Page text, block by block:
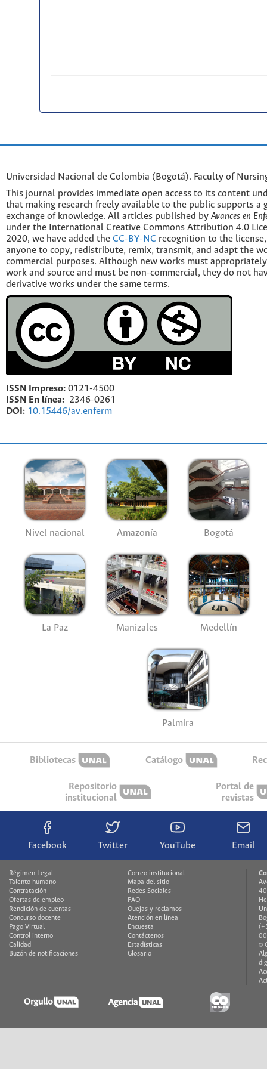
Universidad Nacional de Colombia (Bogotá). Faculty of
This journal provides immediate open access to its content
that making research freely available to the public supports a
exchange of knowledge. All articles published by Avances en
under the International Creative Commons Attribution 4.0
2020, we have added the CC-BY-NC recognition to the
anyone to copy, redistribute, remix, transmit, and adapt the
commercial purposes. Although new works must
work and source and must be non-commercial, they do not
derivative works under the same terms.
ISSN Impreso: 0121-4500
ISSN En línea: 2346-0261
DOI: 10.15446/av.enferm
Nivel nacional Amazonía Bogotá
La Paz Manizales Medellín
Palmira
Bibliotecas Catálogo
Repositorio
institucional
Portal de
revistas
Facebook Twitter YouTube Email
Régimen Legal
Talento humano
Contratación
Ofertas de empleo
Rendición de cuentas
Concurso docente
Pago Virtual
Control interno
Calidad
Buzón de notificaciones
Correo institucional
Mapa del sitio
Redes Sociales
FAQ
Quejas y reclamos
Atención en línea
Encuesta
Contáctenos
Estadísticas
Glosario
©